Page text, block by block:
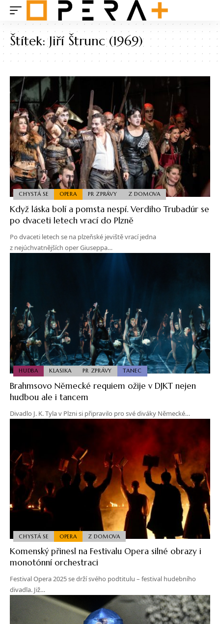
Štítek:Jiří Štrunc (1969)
CHYSTÁ SE OPERA PR ZPRÁVY Z DOMOVA
Když láska bolí a pomsta nespí. Verdiho Trubadúr se
po dvaceti letech vrací do Plzně
Po dvaceti letech se na plzeňské jeviště vrací jedna
z nejúchvatnějších oper Giuseppa…
HUDBA KLASIKA PR ZPRÁVY TANEC
Brahmsovo Německé requiem ožije v DJKT nejen
hudbou ale i tancem
Divadlo J. K. Tyla v Plzni si připravilo pro své diváky Německé…
CHYSTÁ SE OPERA Z DOMOVA
Komenský přinesl na Festivalu Opera silné obrazy i
monotónní orchestraci
Festival Opera 2025 se drží svého podtitulu – festival hudebního
divadla. Již…